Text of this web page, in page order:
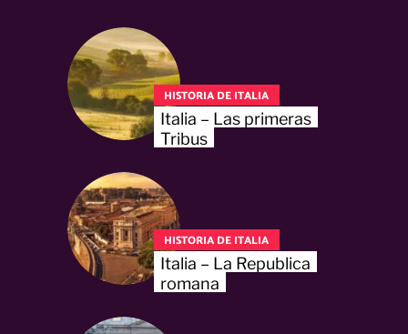
HISTORIA DE ITALIA
Italia – Las primeras
Tribus
HISTORIA DE ITALIA
Italia – La Republica
romana